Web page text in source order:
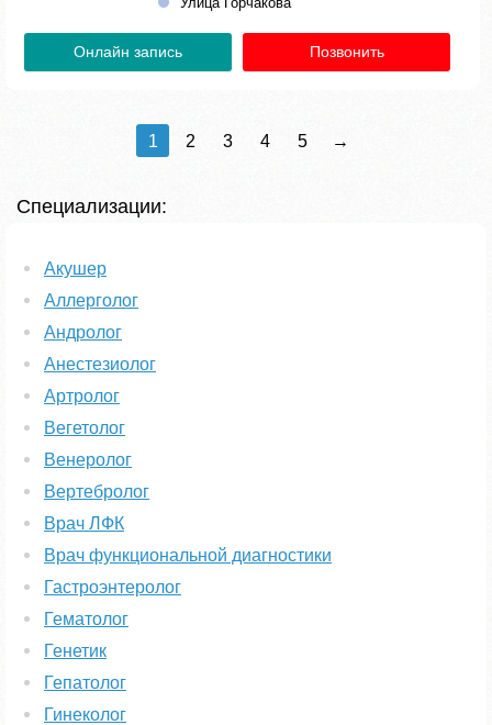
Онлайн запись Позвонить
1 2 3 4 5 →
Специализации:
Акушер
Аллерголог
Андролог
Анестезиолог
Артролог
Вегетолог
Венеролог
Вертебролог
Врач ЛФК
Врач функциональной диагностики
Гастроэнтеролог
Гематолог
Генетик
Гепатолог
Гинеколог